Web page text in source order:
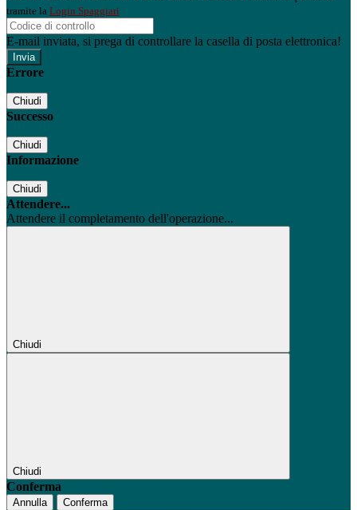
tramite la Login Spaggiari
E-mail inviata, si prega di controllare la casella di posta elettronica!
Errore
Chiudi
Successo
Chiudi
Informazione
Chiudi
Attendere...
Attendere il completamento dell'operazione...
Chiudi
Chiudi
Conferma
Annulla Conferma